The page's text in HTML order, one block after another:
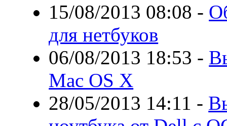
15/08/2013 08:08 -
для нетбуков
06/08/2013 18:53 -
Mac OS X
28/05/2013 14:11 -